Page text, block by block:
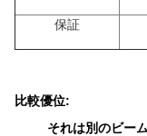
保証
比較優位:
それは別のビー